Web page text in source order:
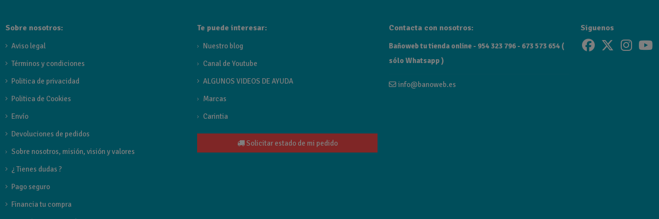
Sobre nosotros:
Aviso legal
Términos y condiciones
Politica de privacidad
Politica de Cookies
Envío
Devoluciones de pedidos
Sobre nosotros, misión, visión y valores
¿ Tienes dudas ?
Pago seguro
Financia tu compra
Te puede interesar:
Nuestro blog
Canal de Youtube
ALGUNOS VIDEOS DE AYUDA
Marcas
Carintia
Solicitar estado de mi pedido
Contacta con nosotros:
Bañoweb tu tienda online - 954 323 796 - 673 573 654 (
sólo Whatsapp )
info@banoweb.es
Siguenos